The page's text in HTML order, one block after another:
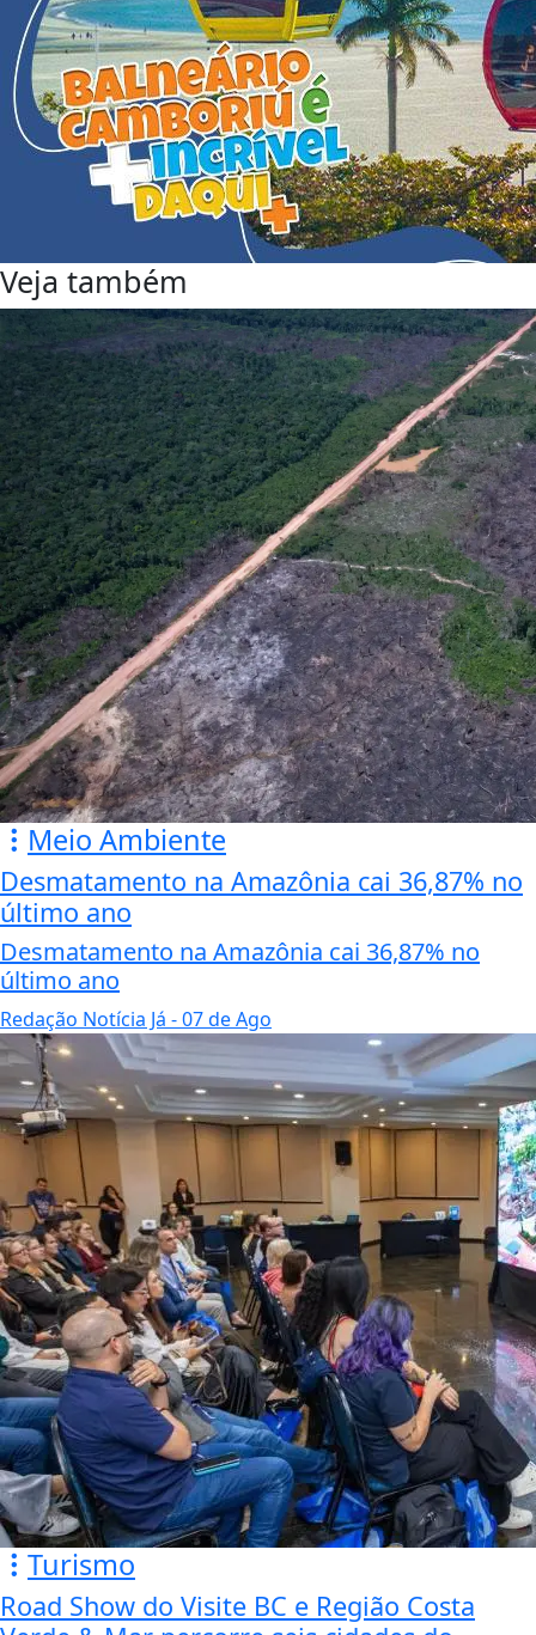
Veja também
Meio Ambiente
Desmatamento na Amazônia cai 36,87% no
último ano
Desmatamento na Amazônia cai 36,87% no
último ano
Redação Notícia Já - 07 de Ago
Turismo
Road Show do Visite BC e Região Costa